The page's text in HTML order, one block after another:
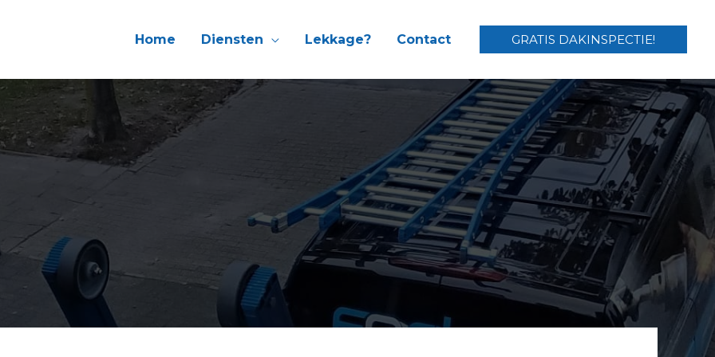
Home Diensten Lekkage? Contact GRATIS DAKINSPECTIE!